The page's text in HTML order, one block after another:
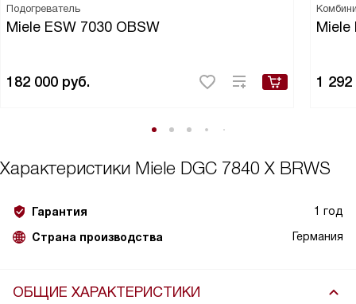
Подогреватель
Miele ESW 7030 OBSW
182 000 руб.
Miele
1 292
Характеристики Miele DGC 7840 X BRWS
Гарантия 1 год
Страна производства Германия
ОБЩИЕ ХАРАКТЕРИСТИКИ